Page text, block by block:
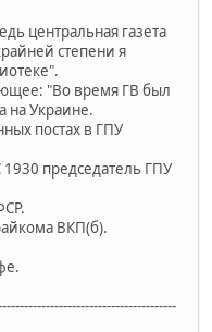
центральная газета
степени я
"Во время ГВ был
на Украине.
постах в ГПУ
1930 председатель ГПУ
ВКП(б).